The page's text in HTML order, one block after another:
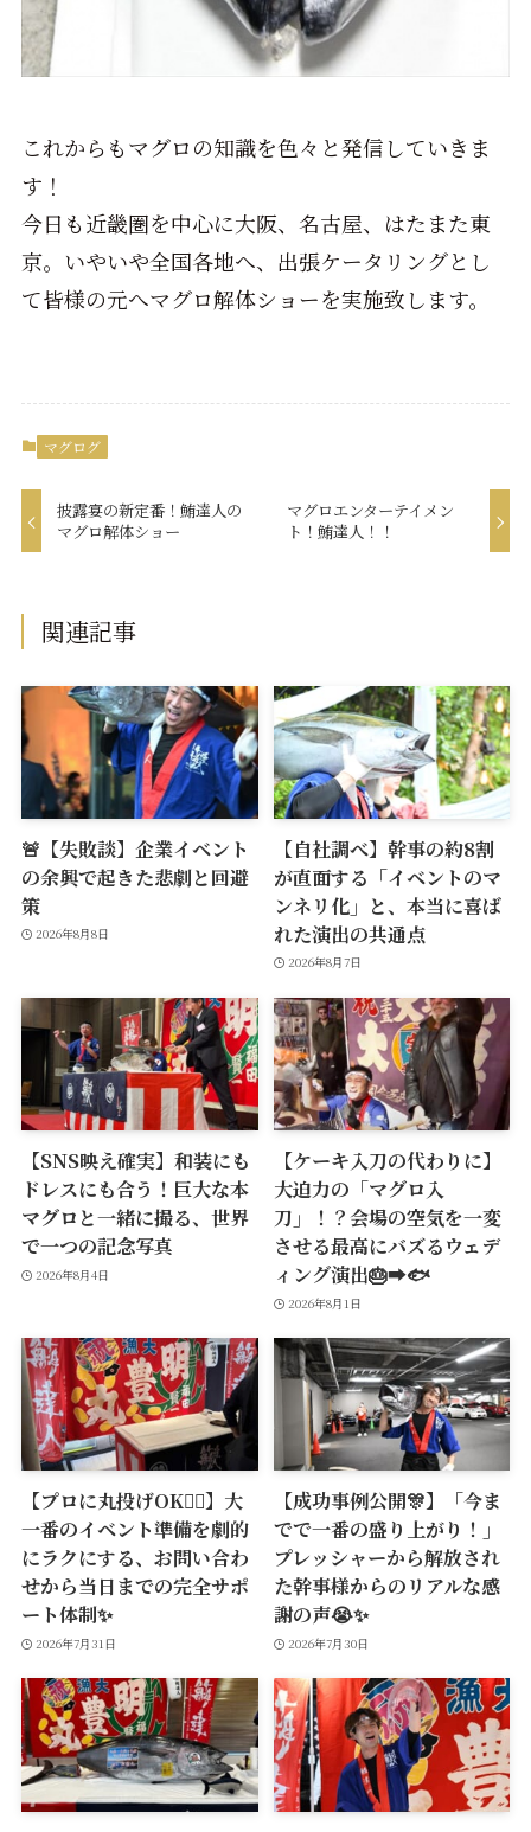
これからもマグロの知識を色々と発信していきま
す！
今日も近畿圏を中心に大阪、名古屋、はたまた東
京。いやいや全国各地へ、出張ケータリングとし
て皆様の元へマグロ解体ショーを実施致します。
マグログ
披露宴の新定番！鮪達人の
マグロ解体ショー
マグロエンターテイメン
ト！鮪達人！！
関連記事
🚨【失敗談】企業イベント
の余興で起きた悲劇と回避
策
2026年8月8日
【自社調べ】幹事の約8割
が直面する「イベントのマ
ンネリ化」と、本当に喜ば
れた演出の共通点
2026年8月7日
【SNS映え確実】和装にも
ドレスにも合う！巨大な本
マグロと一緒に撮る、世界
で一つの記念写真
2026年8月4日
【ケーキ入刀の代わりに】
大迫力の「マグロ入
刀」！？会場の空気を一変
させる最高にバズるウェデ
ィング演出🎂➡️🐟
2026年8月1日
【プロに丸投げOK🙆‍♂️】大
一番のイベント準備を劇的
にラクにする、お問い合わ
せから当日までの完全サポ
ート体制✨
2026年7月31日
【成功事例公開🎊】「今ま
でで一番の盛り上がり！」
プレッシャーから解放され
た幹事様からのリアルな感
謝の声😭✨
2026年7月30日